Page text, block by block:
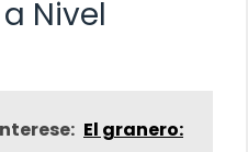
Nivel
El granero: